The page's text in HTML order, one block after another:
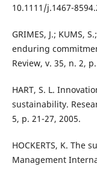
10.1111/j.1467-
GRIMES, J.; KUMS,
enduring
Review, v. 35, n. 2,
HART, S. L.
sustainability.
5, p. 21-27, 2005.
HOCKERTS, K. The
Management